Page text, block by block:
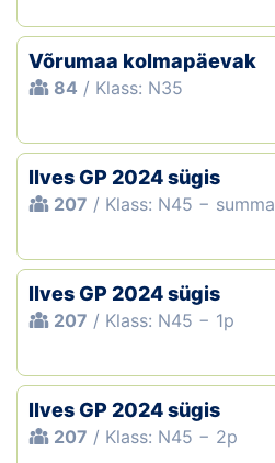
Võrumaa kolmapäevak
84 / Klass: N35
Ilves GP 2024 sügis
207 / Klass: N45 − summa
Ilves GP 2024 sügis
207 / Klass: N45 − 1p
Ilves GP 2024 sügis
207 / Klass: N45 − 2p